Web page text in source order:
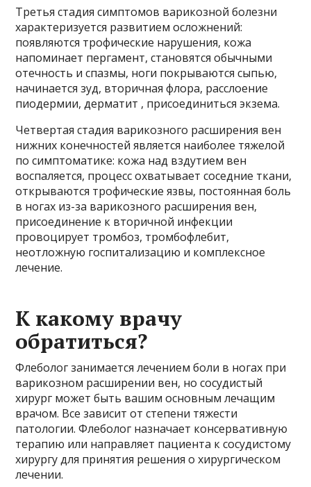
Третья стадия симптомов варикозной болезни
характеризуется развитием осложнений:
появляются трофические нарушения, кожа
напоминает пергамент, становятся обычными
отечность и спазмы, ноги покрываются сыпью,
начинается зуд, вторичная флора, расслоение
пиодермии, дерматит , присоединиться экзема.
Четвертая стадия варикозного расширения вен
нижних конечностей является наиболее тяжелой
по симптоматике: кожа над вздутием вен
воспаляется, процесс охватывает соседние ткани,
открываются трофические язвы, постоянная боль
в ногах из-за варикозного расширения вен,
присоединение к вторичной инфекции
провоцирует тромбоз, тромбофлебит,
неотложную госпитализацию и комплексное
лечение.
К какому врачу
обратиться?
Флеболог занимается лечением боли в ногах при
варикозном расширении вен, но сосудистый
хирург может быть вашим основным лечащим
врачом. Все зависит от степени тяжести
патологии. Флеболог назначает консервативную
терапию или направляет пациента к сосудистому
хирургу для принятия решения о хирургическом
лечении.